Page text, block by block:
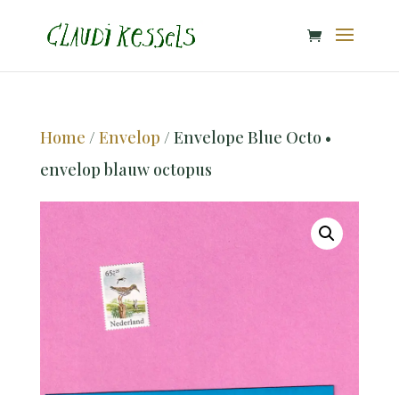
Home / Envelop / Envelope Blue Octo •
envelop blauw octopus